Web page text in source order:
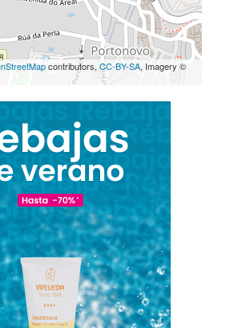
contributors, CC-BY-SA, Imagery ©